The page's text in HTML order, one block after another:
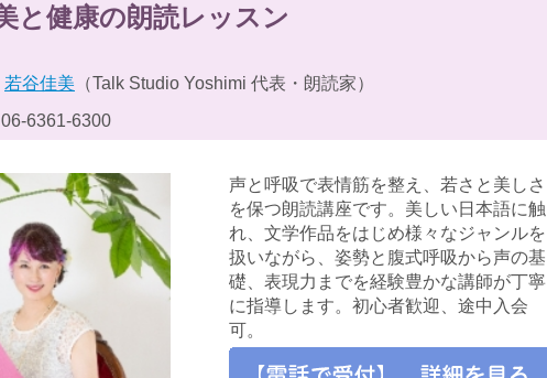
と健康の朗読レッスン
若谷佳美 （Talk Studio Yoshimi 代表・朗読家）
06-6361-6300
声と呼吸で表情筋を整え、若さと美しさ
を保つ朗読講座です。美しい日本語に触
れ、文学作品をはじめ様々なジャンルを
扱いながら、姿勢と腹式呼吸から声の基
礎、表現力までを経験豊かな講師が丁寧
に指導します。初心者歓迎、途中入会
可。